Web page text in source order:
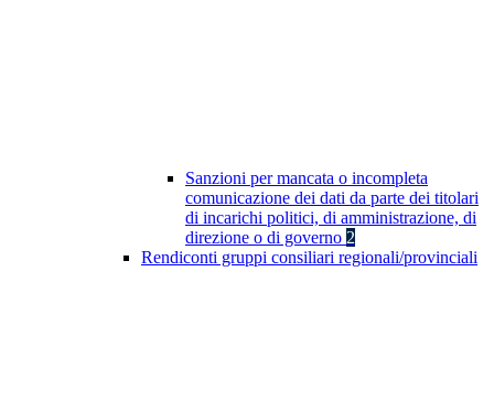
Sanzioni per mancata o incompleta
comunicazione dei dati da parte dei titolari
di incarichi politici, di amministrazione, di
direzione o di governo 2
Rendiconti gruppi consiliari regionali/provinciali